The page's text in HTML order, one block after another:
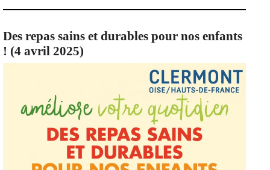
Des repas sains et durables pour nos enfants
! (4 avril 2025)